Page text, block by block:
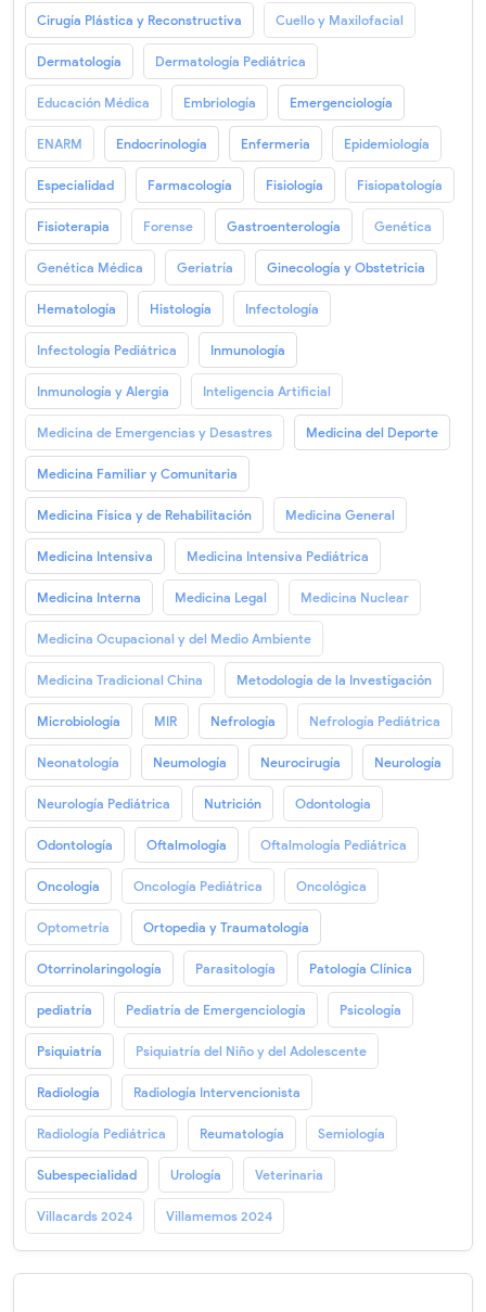
Cirugía Plástica y Reconstructiva Cuello y Maxilofacial
Dermatología Dermatología Pediátrica
Educación Médica Embriología Emergenciología
ENARM Endocrinología Enfermeria Epidemiología
Especialidad Farmacología Fisiología Fisiopatología
Fisioterapia Forense Gastroenterología Genética
Genética Médica Geriatría Ginecología y Obstetricia
Hematología Histología Infectología
Infectología Pediátrica Inmunología
Inmunología y Alergia Inteligencia Artificial
Medicina de Emergencias y Desastres Medicina del Deporte
Medicina Familiar y Comunitaria
Medicina Física y de Rehabilitación Medicina General
Medicina Intensiva Medicina Intensiva Pediátrica
Medicina Interna Medicina Legal Medicina Nuclear
Medicina Ocupacional y del Medio Ambiente
Medicina Tradicional China Metodología de la Investigación
Microbiología MIR Nefrología Nefrología Pediátrica
Neonatología Neumología Neurocirugía Neurología
Neurología Pediátrica Nutrición Odontologia
Odontología Oftalmología Oftalmología Pediátrica
Oncología Oncología Pediátrica Oncológica
Optometría Ortopedia y Traumatología
Otorrinolaringología Parasitología Patología Clínica
pediatría Pediatría de Emergenciología Psicología
Psiquiatría Psiquiatría del Niño y del Adolescente
Radiología Radiología Intervencionista
Radiología Pediátrica Reumatología Semiología
Subespecialidad Urología Veterinaria
Villacards 2024 Villamemos 2024